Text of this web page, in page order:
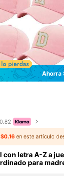
Ahorra
$0.16 en este artículo
con letra A-Z a
para